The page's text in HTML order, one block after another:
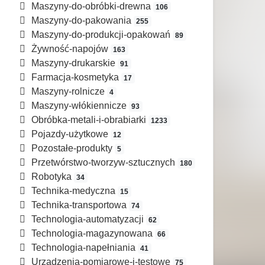
Maszyny-do-obróbki-drewna 106
Maszyny-do-pakowania 255
Maszyny-do-produkcji-opakowań 89
Żywność-napojów 163
Maszyny-drukarskie 91
Farmacja-kosmetyka 17
Maszyny-rolnicze 4
Maszyny-włókiennicze 93
Obróbka-metali-i-obrabiarki 1233
Pojazdy-użytkowe 12
Pozostałe-produkty 5
Przetwórstwo-tworzyw-sztucznych 180
Robotyka 34
Technika-medyczna 15
Technika-transportowa 74
Technologia-automatyzacji 62
Technologia-magazynowana 66
Technologia-napełniania 41
Urządzenia-pomiarowe-i-testowe 75